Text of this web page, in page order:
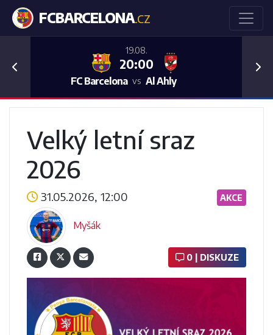
FCBARCELONA.CZ
19.08.
20:00
FC Barcelona vs Al Ahly
Previous
Velký letní sraz
2026
31.05.2026, 12:00 AKCE
Myšák
0 | DISKUZE